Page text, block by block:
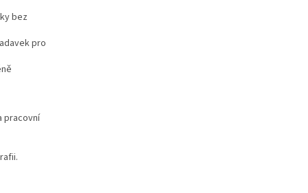
bez
pro
pracovní